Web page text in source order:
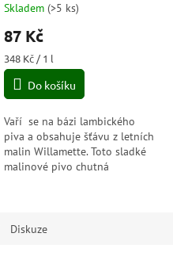
Skladem (>5 ks)
87 Kč
Měrná
cena:
348 Kč / 1 l
Do košíku
Vaří se na bázi lambického
piva a obsahuje šťávu z letních
malin Willamette. Toto sladké
malinové pivo chutná
Diskuze